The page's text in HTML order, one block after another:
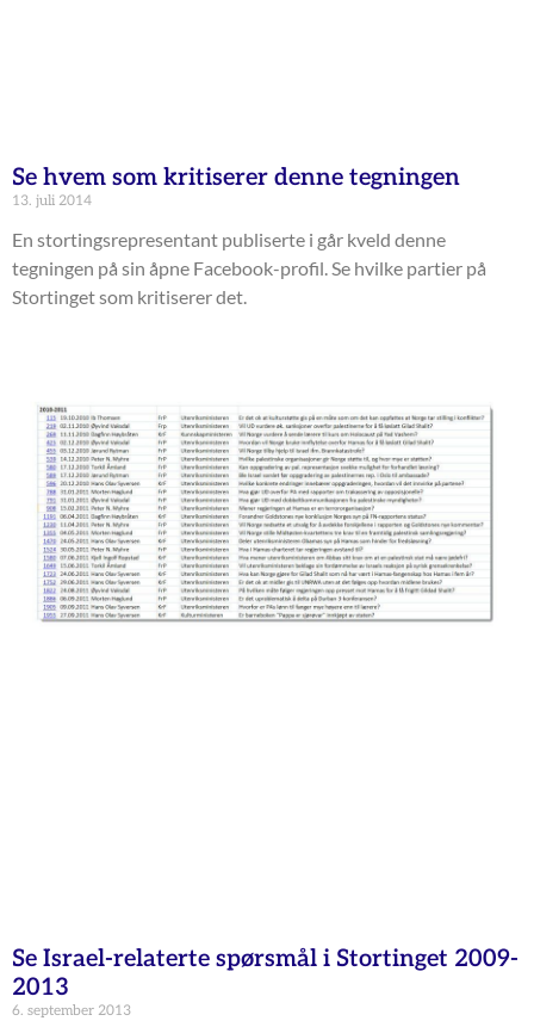
Se hvem som kritiserer denne tegningen
13. juli 2014
En stortingsrepresentant publiserte i går kveld denne
tegningen på sin åpne Facebook-profil. Se hvilke partier på
Stortinget som kritiserer det.
Se Israel-relaterte spørsmål i Stortinget 2009-
2013
6. september 2013